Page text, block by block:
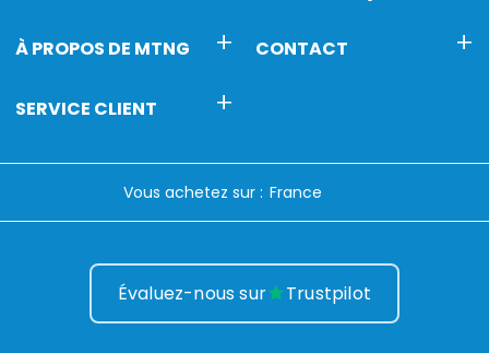
À PROPOS DE MTNG CONTACT
SERVICE CLIENT
Vous achetez sur :
Évaluez-nous sur Trustpilot